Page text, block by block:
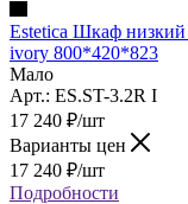
Estetica Шкаф
ivory 800*420*823
Мало
Арт.: ES.ST-3.2R I
17 240 ₽/шт
Варианты цен
17 240 ₽/шт
Подробности